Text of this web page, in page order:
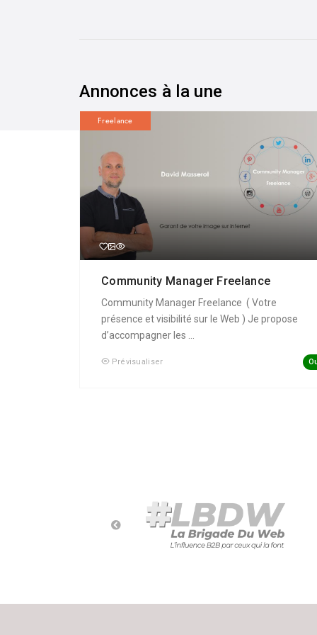
Annonces à la une
Freelance
Community Manager Freelance
Community Manager Freelance ( Votre
présence et visibilité sur le Web ) Je propose
d’accompagner les ...
Prévisualiser